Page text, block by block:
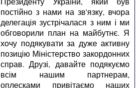
постійно з нами на зв'язку, вчора
делегація зустрічалася з ним і ми
обговорили план на майбутнє. Я
хочу подякувати за дуже активну
позицію Міністерство закордонних
справ. Друзі, давайте подякуємо
всім нашим партнерам,
оплесками привітаємо наших